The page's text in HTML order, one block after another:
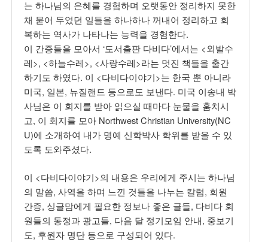
는 하나님의 은혜를 경험하며 오랫동안 정리하지 못한
채 묻어 두었던 일들을 하나하나 꺼내어 정리하고 회
복하는 역사가 나타나는 능력을 경험한다.
이 간증들을 모아서 ‘도서출판 다비다’에서는 <외발수
레>, <하늘수레>, <사랑수레>라는 멋진 책들을 출간
하기도 하였다. 이 <다비다이야기>는 한국 뿐 아니라
미국, 일본, 뉴질랜드 등으로도 보낸다. 미국 이송내 박
사님은 이 회지를 받아 읽으실 때마다 눈물을 훔치시
고, 이 회지를 모아 Northwest Christian University(NC
U)에 소개하여 내가 명예 신학박사 학위를 받을 수 있
도록 도와주셨다.
이 <다비다이야기>의 내용은 우리에게 주시는 하나님
의 말씀, 사역을 하며 느낀 것들을 나누는 칼럼, 회원
간증, 싱글맘에게 필요한 정보나 좋은 글들, 다비다 회
원들의 동정과 광고들, 다음 달 정기모임 안내, 중보기
도, 후원자 명단 등으로 구성되어 있다.